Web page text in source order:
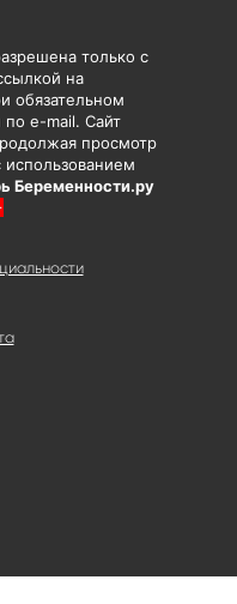
только с
на
обязательном
e-mail. Сайт
просмотр
использованием
Беременности.ру